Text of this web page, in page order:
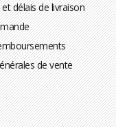
délais de livraison
de vente